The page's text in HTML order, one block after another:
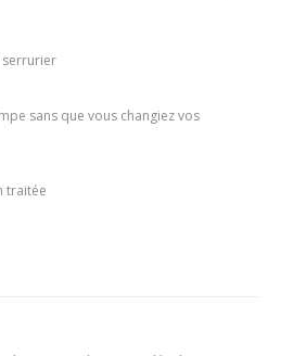
sans que vous changiez vos
traitée